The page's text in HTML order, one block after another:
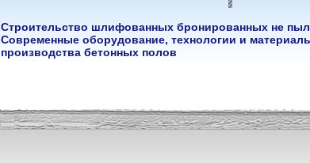
Строительство шлифованных бронированных не
Современные оборудование, технологии и
производства бетонных полов